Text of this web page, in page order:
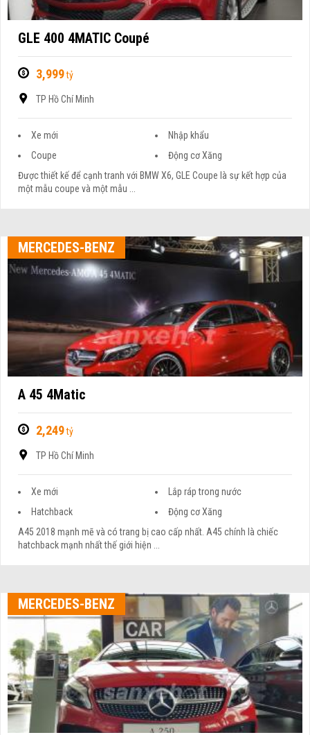
GLE 400 4MATIC Coupé
3,999tỷ
TP Hồ Chí Minh
Xe mới
Nhập khẩu
Coupe
Động cơ Xăng
Được thiết kế để cạnh tranh với BMW X6, GLE Coupe là sự kết hợp của
một mẫu coupe và một mẫu ...
MERCEDES-BENZ
A 45 4Matic
2,249tỷ
TP Hồ Chí Minh
Xe mới
Lắp ráp trong nước
Hatchback
Động cơ Xăng
A45 2018 mạnh mẽ và có trang bị cao cấp nhất. A45 chính là chiếc
hatchback mạnh nhất thế giới hiện ...
MERCEDES-BENZ